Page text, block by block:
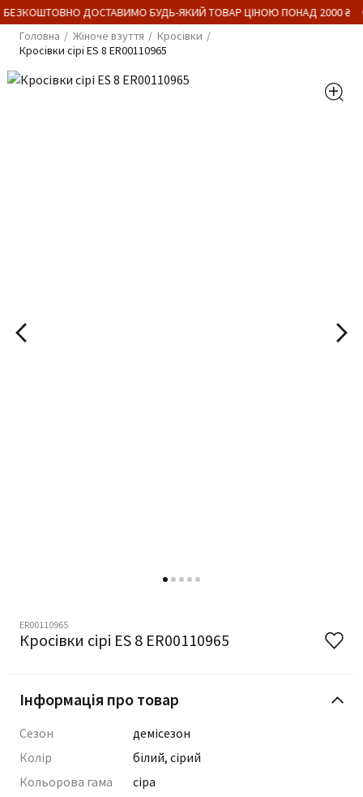
ДОСТАВИМО БУДЬ-ЯКИЙ ТОВАР ЦІНОЮ ПОНАД 2000 ₴
Головна
Жіноче взуття
Кросівки
Кросівки сірі ES 8 ER00110965
ER00110965
Кросівки сірі ES 8 ER00110965
Інформація про товар
Сезон
демісезон
Колір
білий, сірий
Кольорова гама
сіра